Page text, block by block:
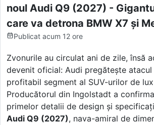
noul Audi Q9 (2027) -
care va detrona BMW X7 și
Publicat acum 12 ore
Zvonurile au circulat ani de zile, însă
devenit oficial: Audi pregătește
profitabil segment al SUV-urilor de
Producătorul din Ingolstadt a
primelor detalii de design și
Audi Q9 (2027), nava-amiral de